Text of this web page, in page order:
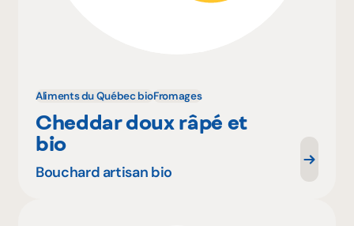
Aliments du Québec bioFromages
Cheddar doux râpé et
bio
Bouchard artisan bio